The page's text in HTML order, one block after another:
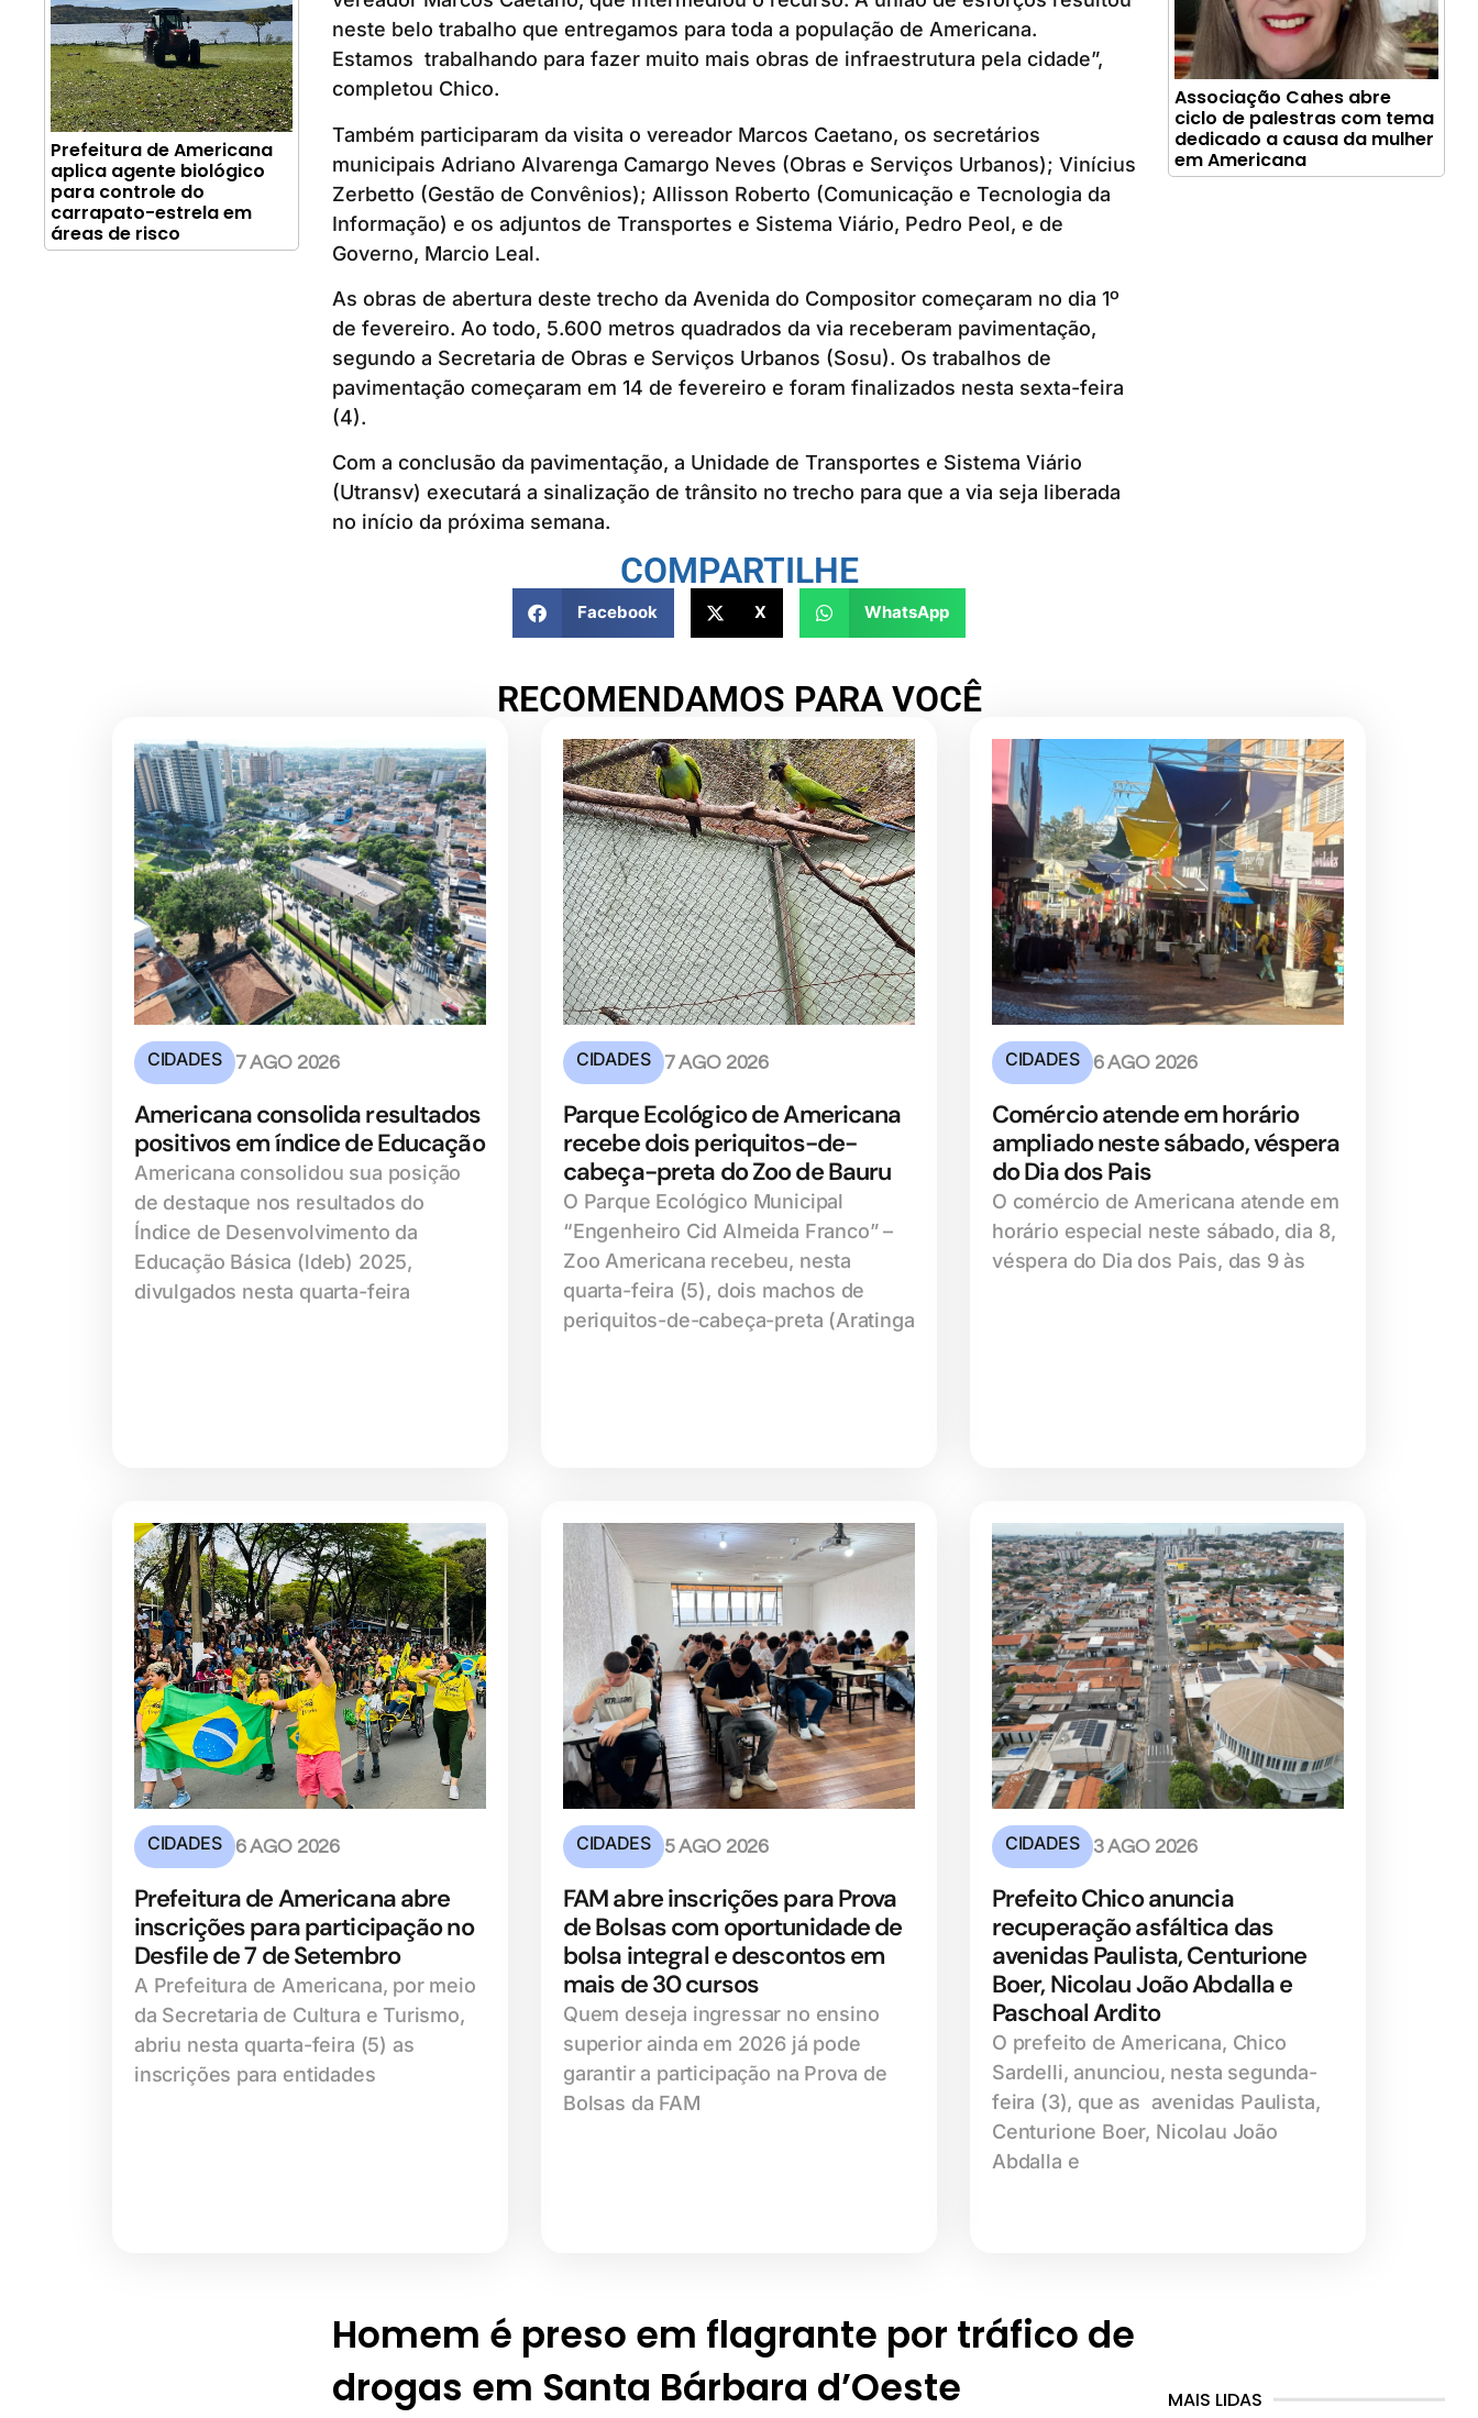
Prefeitura de Americana
aplica agente biológico
para controle do
carrapato-estrela em
áreas de risco
neste belo trabalho que entregamos para toda a população de Americana.
Estamos trabalhando para fazer muito mais obras de infraestrutura pela cidade”,
completou Chico.
Também participaram da visita o vereador Marcos Caetano, os secretários
municipais Adriano Alvarenga Camargo Neves (Obras e Serviços Urbanos); Vinícius
Zerbetto (Gestão de Convênios); Allisson Roberto (Comunicação e Tecnologia da
Informação) e os adjuntos de Transportes e Sistema Viário, Pedro Peol, e de
Governo, Marcio Leal.
As obras de abertura deste trecho da Avenida do Compositor começaram no dia 1º
de fevereiro. Ao todo, 5.600 metros quadrados da via receberam pavimentação,
segundo a Secretaria de Obras e Serviços Urbanos (Sosu). Os trabalhos de
pavimentação começaram em 14 de fevereiro e foram finalizados nesta sexta-feira
(4).
Com a conclusão da pavimentação, a Unidade de Transportes e Sistema Viário
(Utransv) executará a sinalização de trânsito no trecho para que a via seja liberada
no início da próxima semana.
COMPARTILHE
Facebook X WhatsApp
Associação Cahes abre
ciclo de palestras com tema
dedicado a causa da mulher
em Americana
RECOMENDAMOS PARA VOCÊ
CIDADES 7 AGO 2026
Americana consolida resultados
positivos em índice de Educação
Americana consolidou sua posição
de destaque nos resultados do
Índice de Desenvolvimento da
Educação Básica (ldeb) 2025,
divulgados nesta quarta-feira
CIDADES 7 AGO 2026
Parque Ecológico de Americana
recebe dois periquitos-de-
cabeça-preta do Zoo de Bauru
O Parque Ecológico Municipal
“Engenheiro Cid Almeida Franco” –
Zoo Americana recebeu, nesta
quarta-feira (5), dois machos de
periquitos-de-cabeça-preta (Aratinga
CIDADES 6 AGO 2026
Comércio atende em horário
ampliado neste sábado, véspera
do Dia dos Pais
O comércio de Americana atende em
horário especial neste sábado, dia 8,
véspera do Dia dos Pais, das 9 às
CIDADES 6 AGO 2026
Prefeitura de Americana abre
inscrições para participação no
Desfile de 7 de Setembro
A Prefeitura de Americana, por meio
da Secretaria de Cultura e Turismo,
abriu nesta quarta-feira (5) as
inscrições para entidades
CIDADES 5 AGO 2026
FAM abre inscrições para Prova
de Bolsas com oportunidade de
bolsa integral e descontos em
mais de 30 cursos
Quem deseja ingressar no ensino
superior ainda em 2026 já pode
garantir a participação na Prova de
Bolsas da FAM
CIDADES 3 AGO 2026
Prefeito Chico anuncia
recuperação asfáltica das
avenidas Paulista, Centurione
Boer, Nicolau João Abdalla e
Paschoal Ardito
O prefeito de Americana, Chico
Sardelli, anunciou, nesta segunda-
feira (3), que as avenidas Paulista,
Centurione Boer, Nicolau João
Abdalla e
Homem é preso em flagrante por tráfico de
drogas em Santa Bárbara d’Oeste
MAIS LIDAS